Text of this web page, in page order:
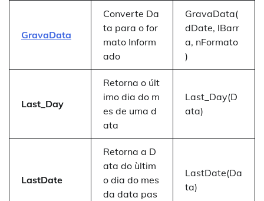
GravaData
Converte Da
ta para o for
mato Inform
ado
GravaData(
dDate, lBarr
a, nFormato
)
Last_Day
Retorna o últ
imo dia do m
es de uma d
ata
Last_Day(D
ata)
LastDate
Retorna a D
ata do ùltim
o dia do mes
da data pas
LastDate(Da
ta)